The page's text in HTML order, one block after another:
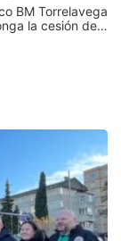
BM Torrelavega
la cesión de…